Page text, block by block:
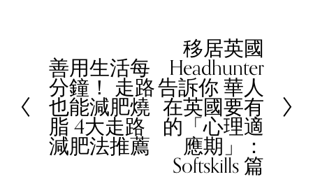
P
r
e
v
i
善用生活每
分鐘！ 走路
也能減肥燒
脂 4大走路
減肥法推薦
x
移居英國
Headhunter
告訴你 華人
在英國要有
的「心理適
應期」：
Softskills 篇